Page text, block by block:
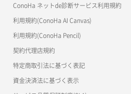
s3cmd
公開API(ConoHa VPS Ver.2.0)
ConoHa ネットde診断サービス利用規約
利用規約(ConoHa AI Canvas)
利用規約(ConoHa Pencil)
契約代理店規約
特定商取引法に基づく表記
資金決済法に基づく表示